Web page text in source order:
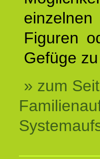
Figuren
Gefüge
» zum